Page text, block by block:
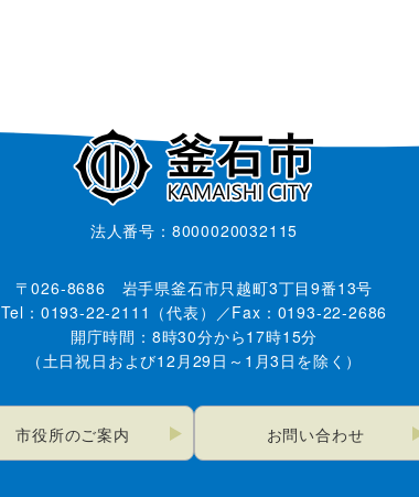
法人番号：8000020032115
〒026-8686 岩手県釜石市只越町3丁目9番13号
Tel：0193-22-2111（代表）／Fax：0193-22-2686
開庁時間：8時30分から17時15分
（土日祝日および12月29日～1月3日を除く）
市役所のご案内 お問い合わせ